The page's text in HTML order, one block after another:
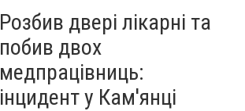
Розбив двері лікарні та
побив двох
медпрацівниць:
інцидент у Кам'янці